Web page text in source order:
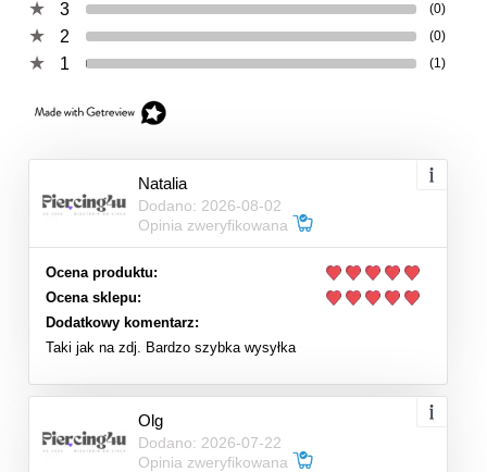
3 (0)
2 (0)
1 (1)
Natalia
Dodano: 2026-08-02
Opinia zweryfikowana
Ocena produktu:
Ocena sklepu:
Dodatkowy komentarz:
Taki jak na zdj. Bardzo szybka wysyłka
Olg
Dodano: 2026-07-22
Opinia zweryfikowana